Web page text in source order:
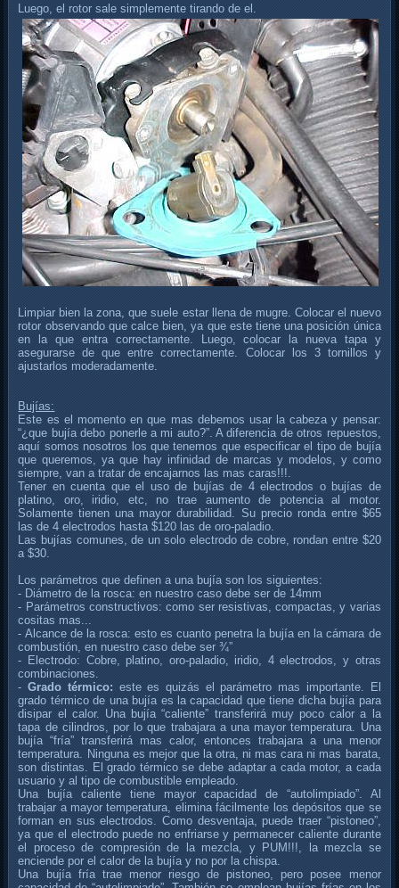
Luego, el rotor sale simplemente tirando de el.
Limpiar bien la zona, que suele estar llena de mugre. Colocar el nuevo
rotor observando que calce bien, ya que este tiene una posición única
en la que entra correctamente. Luego, colocar la nueva tapa y
asegurarse de que entre correctamente. Colocar los 3 tornillos y
ajustarlos moderadamente.
Bujías:
Este es el momento en que mas debemos usar la cabeza y pensar:
“¿que bujía debo ponerle a mi auto?”. A diferencia de otros repuestos,
aquí somos nosotros los que tenemos que especificar el tipo de bujía
que queremos, ya que hay infinidad de marcas y modelos, y como
siempre, van a tratar de encajarnos las mas caras!!!.
Tener en cuenta que el uso de bujías de 4 electrodos o bujías de
platino, oro, iridio, etc, no trae aumento de potencia al motor.
Solamente tienen una mayor durabilidad. Su precio ronda entre $65
las de 4 electrodos hasta $120 las de oro-paladio.
Las bujías comunes, de un solo electrodo de cobre, rondan entre $20
a $30.
Los parámetros que definen a una bujía son los siguientes:
- Diámetro de la rosca: en nuestro caso debe ser de 14mm
- Parámetros constructivos: como ser resistivas, compactas, y varias
cositas mas...
- Alcance de la rosca: esto es cuanto penetra la bujía en la cámara de
combustión, en nuestro caso debe ser ¾”
- Electrodo: Cobre, platino, oro-paladio, iridio, 4 electrodos, y otras
combinaciones.
-Grado térmico:este es quizás el parámetro mas importante. El
grado térmico de una bujía es la capacidad que tiene dicha bujía para
disipar el calor. Una bujía “caliente” transferirá muy poco calor a la
tapa de cilindros, por lo que trabajara a una mayor temperatura. Una
bujía “fría” transferirá mas calor, entonces trabajara a una menor
temperatura. Ninguna es mejor que la otra, ni mas cara ni mas barata,
son distintas. El grado térmico se debe adaptar a cada motor, a cada
usuario y al tipo de combustible empleado.
Una bujía caliente tiene mayor capacidad de “autolimpiado”. Al
trabajar a mayor temperatura, elimina fácilmente los depósitos que se
forman en sus electrodos. Como desventaja, puede traer “pistoneo”,
ya que el electrodo puede no enfriarse y permanecer caliente durante
el proceso de compresión de la mezcla, y PUM!!!, la mezcla se
enciende por el calor de la bujía y no por la chispa.
Una bujía fría trae menor riesgo de pistoneo, pero posee menor